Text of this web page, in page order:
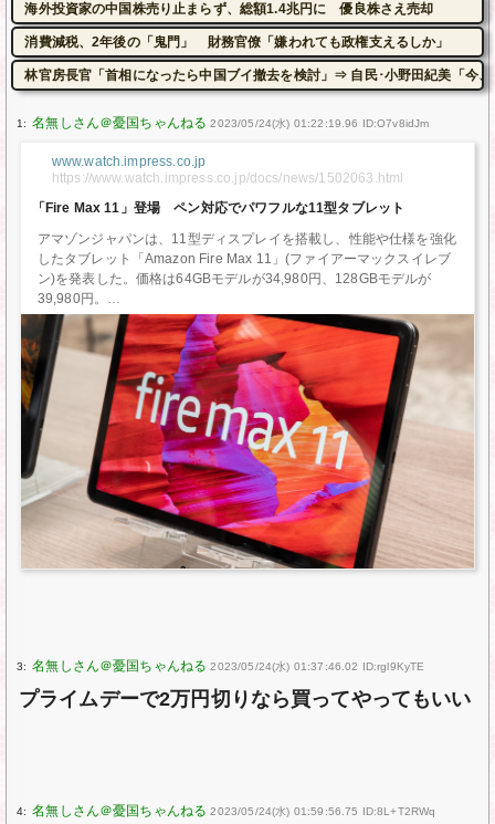
海外投資家の中国株売り止まらず、総額1.4兆円に 優良株さえ売却
消費減税、2年後の「鬼門」 財務官僚「嫌われても政権支えるしか」
林官房長官「首相になったら中国ブイ撤去を検討」⇒ 自民･小野田紀美「今
1: 2023/05/24(水) 01:22:19.96 ID:O7v8idJm
www.watch.impress.co.jp
https://www.watch.impress.co.jp/docs/news/1502063.html
「Fire Max 11」登場 ペン対応でパワフルな11型タブレット
アマゾンジャパンは、11型ディスプレイを搭載し、性能や仕様を強化
したタブレット「Amazon Fire Max 11」(ファイアーマックスイレブ
ン)を発表した。価格は64GBモデルが34,980円、128GBモデルが
39,980円。
3: 2023/05/24(水) 01:37:46.02 ID:rgl9KyTE
プライムデーで2万円切りなら買ってやってもいい
4: 2023/05/24(水) 01:59:56.75 ID:8L+T2RWq